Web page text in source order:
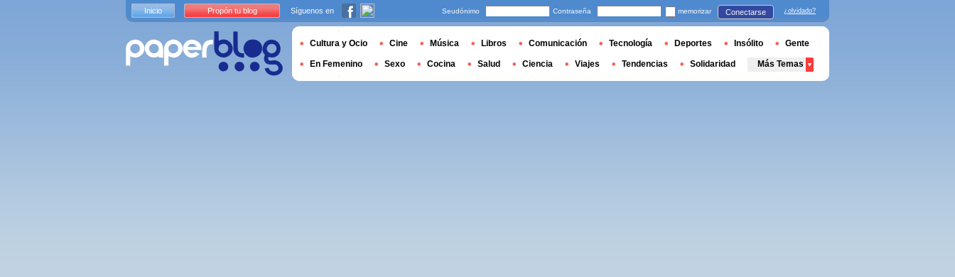
Inicio Propón tu blog Síguenos en Seudónimo Contraseña memorizar Conectarse ¿olvidado?
Cultura y Ocio Cine Música Libros Comunicación Tecnología Deportes Insólito Gente
En Femenino Sexo Cocina Salud Ciencia Viajes Tendencias Solidaridad Más Temas